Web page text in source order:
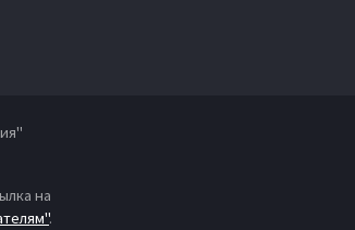
на
.